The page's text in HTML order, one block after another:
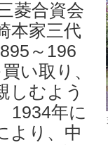
菱合資会
本家三代
～196
い取り、
しむよう
1934年に
より、中